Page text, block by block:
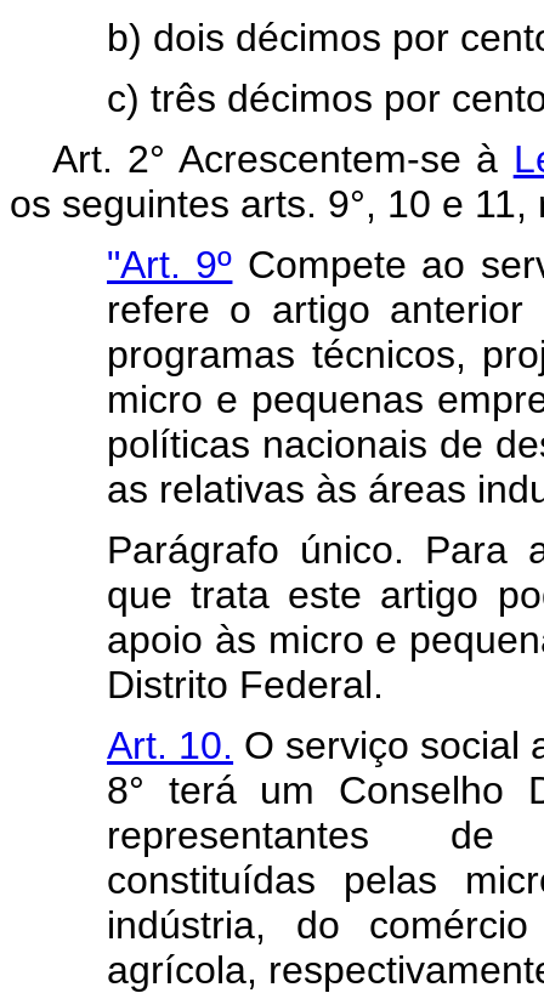
b) dois décimos por
c) três décimos por
Art. 2° Acrescentem-se à
os seguintes arts. 9°, 10 e
"Art. 9º Compete ao
refere o artigo anterior
programas técnicos,
micro e pequenas
políticas nacionais de
as relativas às áreas
Parágrafo único. Para
que trata este artigo
apoio às micro e
Distrito Federal.
Art. 10. O serviço social
8° terá um Conselho
representantes de
constituídas pelas
indústria, do
agrícola,